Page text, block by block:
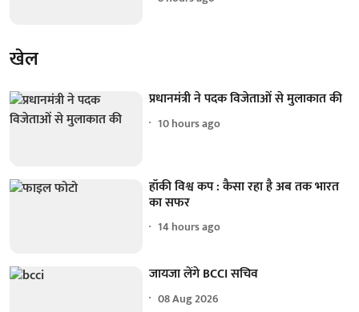
खेल
प्रधानमंत्री ने पदक विजेताओं से मुलाकात की
10 hours ago
हॉकी विश्व कप : कैसा रहा है अब तक भारत
का सफर
14 hours ago
जायजा लेंगे BCCI सचिव
08 Aug 2026